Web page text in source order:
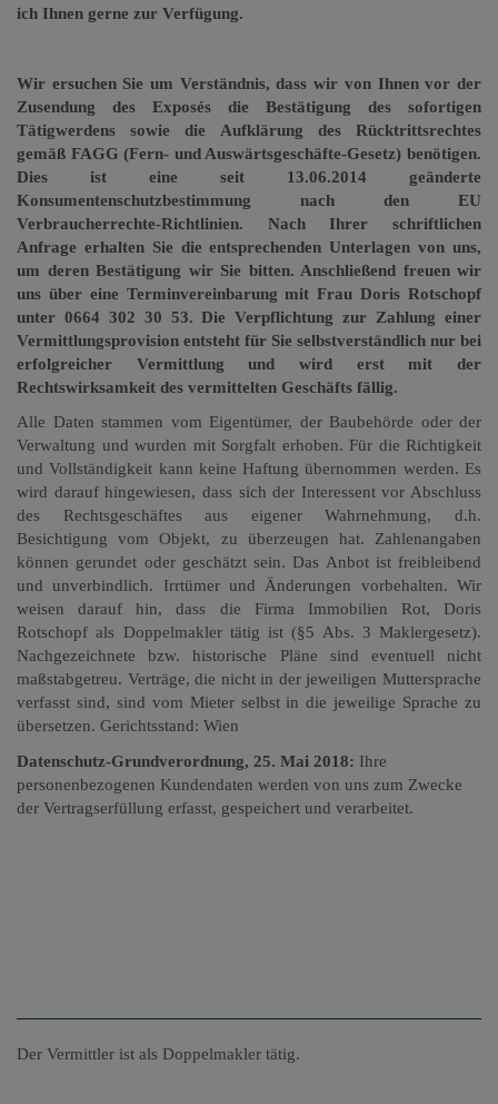
ich Ihnen gerne zur Verfügung.
Wir ersuchen Sie um Verständnis, dass wir von Ihnen vor der
Zusendung des Exposés die Bestätigung des sofortigen
Tätigwerdens sowie die Aufklärung des Rücktrittsrechtes
gemäß FAGG (Fern- und Auswärtsgeschäfte-Gesetz) benötigen.
Dies ist eine seit 13.06.2014 geänderte
Konsumentenschutzbestimmung nach den EU
Verbraucherrechte-Richtlinien. Nach Ihrer schriftlichen
Anfrage erhalten Sie die entsprechenden Unterlagen von uns,
um deren Bestätigung wir Sie bitten. Anschließend freuen wir
uns über eine Terminvereinbarung mit Frau Doris Rotschopf
unter 0664 302 30 53. Die Verpflichtung zur Zahlung einer
Vermittlungsprovision entsteht für Sie selbstverständlich nur bei
erfolgreicher Vermittlung und wird erst mit der
Rechtswirksamkeit des vermittelten Geschäfts fällig.
Alle Daten stammen vom Eigentümer, der Baubehörde oder der
Verwaltung und wurden mit Sorgfalt erhoben. Für die Richtigkeit
und Vollständigkeit kann keine Haftung übernommen werden. Es
wird darauf hingewiesen, dass sich der Interessent vor Abschluss
des Rechtsgeschäftes aus eigener Wahrnehmung, d.h.
Besichtigung vom Objekt, zu überzeugen hat. Zahlenangaben
können gerundet oder geschätzt sein. Das Anbot ist freibleibend
und unverbindlich. Irrtümer und Änderungen vorbehalten. Wir
weisen darauf hin, dass die Firma Immobilien Rot, Doris
Rotschopf als Doppelmakler tätig ist (§5 Abs. 3 Maklergesetz).
Nachgezeichnete bzw. historische Pläne sind eventuell nicht
maßstabgetreu. Verträge, die nicht in der jeweiligen Muttersprache
verfasst sind, sind vom Mieter selbst in die jeweilige Sprache zu
übersetzen. Gerichtsstand: Wien
Datenschutz-Grundverordnung, 25. Mai 2018: Ihre
personenbezogenen Kundendaten werden von uns zum Zwecke
der Vertragserfüllung erfasst, gespeichert und verarbeitet.
Der Vermittler ist als Doppelmakler tätig.